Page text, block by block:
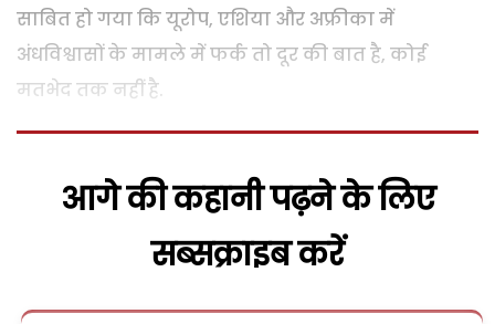
साबित हो गया कि यूरोप, एशिया और अफ्रीका में
अंधविश्वासों के मामले में फर्क तो दूर की बात है, कोई
मतभेद तक नहीं है.
आगे की कहानी पढ़ने के लिए
सब्सक्राइब करें